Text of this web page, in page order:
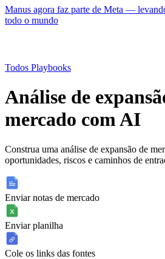
Manus agora faz parte de Meta —
todo o mundo
Todos Playbooks
Análise de
mercado com AI
Construa uma análise de expansão de
oportunidades, riscos e caminhos de
Enviar notas de mercado
Enviar planilha
Cole os links das fontes